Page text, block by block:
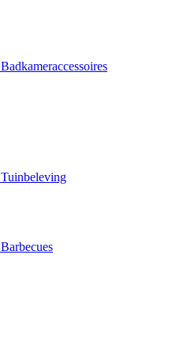
Badkameraccessoires
Tuinbeleving
Barbecues